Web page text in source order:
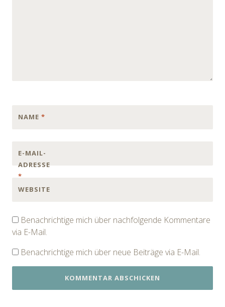
NAME *
E-MAIL-
ADRESSE
*
WEBSITE
Benachrichtige mich über nachfolgende Kommentare
via E-Mail.
Benachrichtige mich über neue Beiträge via E-Mail.